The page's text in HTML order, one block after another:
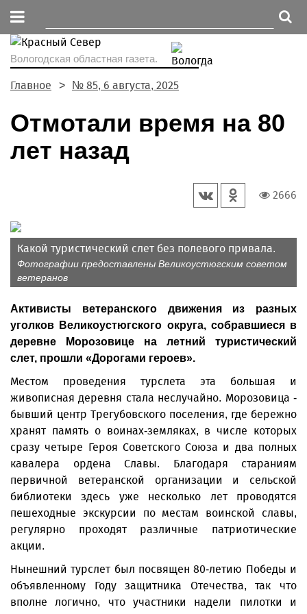
Вологодская областная газета.
Главное № 85, 6 августа, 2025
Отмотали время на 80
лет назад
2666
Какой туристический слет без полевого привала.
Фотографии предоставлены Великоустюгским советом
ветеранов
Активисты ветеранского движения из разных
уголков Великоустюгского округа, собравшиеся в
деревне Морозовице на летний туристический
слет, прошли «Дорогами героев».
Местом проведения турслета эта большая и
живописная деревня стала неслучайно. Морозовица -
бывший центр Трегубовского поселения, где бережно
хранят память о воинах-земляках, в числе которых
сразу четыре Героя Советского Союза и два полных
кавалера ордена Славы. Благодаря стараниям
первичной ветеранской организации и сельской
библиотеки здесь уже несколько лет проводятся
пешеходные экскурсии по местам воинской славы,
регулярно проходят различные патриотические
акции.
Нынешний турслет был посвящен 80-летию Победы и
объявленному Году защитника Отечества, так что
вполне логично, что участники надели пилотки и